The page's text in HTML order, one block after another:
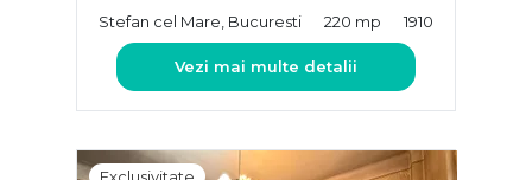
Stefan cel Mare, Bucuresti
220 mp 1910
Vezi mai multe detalii